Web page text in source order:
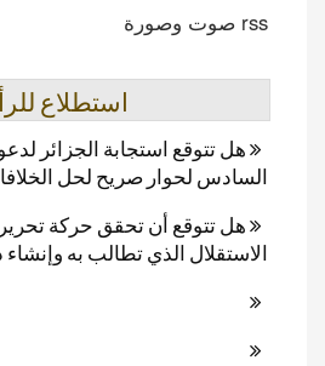
rss صوت وصورة
استطلاع
هل تتوقع استجابة الجزائر
السادس لحوار صريح لحل
هل تتوقع أن تحقق حركة
الاستقلال الذي تطالب به وإنشاء